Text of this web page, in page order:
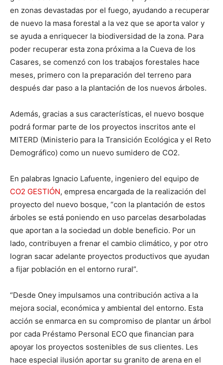
en zonas devastadas por el fuego, ayudando a recuperar
de nuevo la masa forestal a la vez que se aporta valor y
se ayuda a enriquecer la biodiversidad de la zona. Para
poder recuperar esta zona próxima a la Cueva de los
Casares, se comenzó con los trabajos forestales hace
meses, primero con la preparación del terreno para
después dar paso a la plantación de los nuevos árboles.
Además, gracias a sus características, el nuevo bosque
podrá formar parte de los proyectos inscritos ante el
MITERD (Ministerio para la Transición Ecológica y el Reto
Demográfico) como un nuevo sumidero de CO2.
En palabras Ignacio Lafuente, ingeniero del equipo de
CO2 GESTIÓN, empresa encargada de la realización del
proyecto del nuevo bosque, “con la plantación de estos
árboles se está poniendo en uso parcelas desarboladas
que aportan a la sociedad un doble beneficio. Por un
lado, contribuyen a frenar el cambio climático, y por otro
logran sacar adelante proyectos productivos que ayudan
a fijar población en el entorno rural”.
“Desde Oney impulsamos una contribución activa a la
mejora social, económica y ambiental del entorno. Esta
acción se enmarca en su compromiso de plantar un árbol
por cada Préstamo Personal ECO que financian para
apoyar los proyectos sostenibles de sus clientes. Les
hace especial ilusión aportar su granito de arena en el